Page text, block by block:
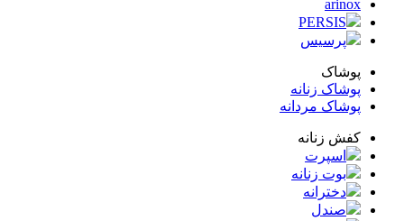
PERSIS
پرسیس
زنانه
مردانه
زنانه
اسپرت
بوت زنانه
دخترانه
صندل